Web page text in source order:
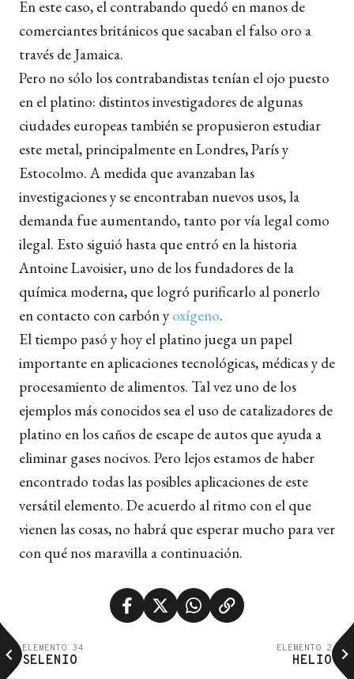
En este caso, el contrabando quedó en manos de
comerciantes británicos que sacaban el falso oro a
través de Jamaica.
Pero no sólo los contrabandistas tenían el ojo puesto
en el platino: distintos investigadores de algunas
ciudades europeas también se propusieron estudiar
este metal, principalmente en Londres, París y
Estocolmo. A medida que avanzaban las
investigaciones y se encontraban nuevos usos, la
demanda fue aumentando, tanto por vía legal como
ilegal. Esto siguió hasta que entró en la historia
Antoine Lavoisier, uno de los fundadores de la
química moderna, que logró purificarlo al ponerlo
en contacto con carbón y oxígeno.
El tiempo pasó y hoy el platino juega un papel
importante en aplicaciones tecnológicas, médicas y de
procesamiento de alimentos. Tal vez uno de los
ejemplos más conocidos sea el uso de catalizadores de
platino en los caños de escape de autos que ayuda a
eliminar gases nocivos. Pero lejos estamos de haber
encontrado todas las posibles aplicaciones de este
versátil elemento. De acuerdo al ritmo con el que
vienen las cosas, no habrá que esperar mucho para ver
con qué nos maravilla a continuación.
ELEMENTO 34
SELENIO
ELEMENTO 2
HELIO